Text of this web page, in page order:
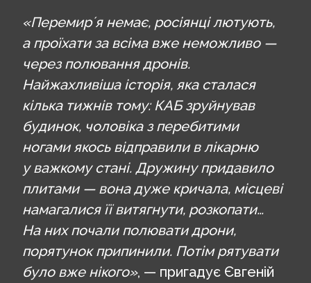
«Перемирʼя немає, росіянці лютують,
а проїхати за всіма вже неможливо —
через полювання дронів.
Найжахливіша історія, яка сталася
кілька тижнів тому: КАБ зруйнував
будинок, чоловіка з перебитими
ногами якось відправили в лікарню
у важкому стані. Дружину придавило
плитами — вона дуже кричала, місцеві
намагалися її витягнути, розкопати…
На них почали полювати дрони,
порятунок припинили. Потім рятувати
було вже нікого», — пригадує Євгеній